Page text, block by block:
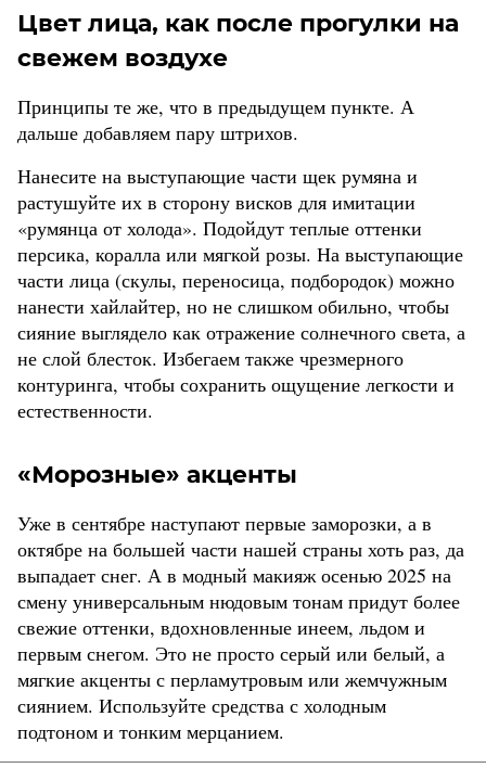
Цвет лица, как после прогулки на
свежем воздухе
Принципы те же, что в предыдущем пункте. А
дальше добавляем пару штрихов.
Нанесите на выступающие части щек румяна и
растушуйте их в сторону висков для имитации
«румянца от холода». Подойдут теплые оттенки
персика, коралла или мягкой розы. На выступающие
части лица (скулы, переносица, подбородок) можно
нанести хайлайтер, но не слишком обильно, чтобы
сияние выглядело как отражение солнечного света, а
не слой блесток. Избегаем также чрезмерного
контуринга, чтобы сохранить ощущение легкости и
естественности.
«Морозные» акценты
Уже в сентябре наступают первые заморозки, а в
октябре на большей части нашей страны хоть раз, да
выпадает снег. А в модный макияж осенью 2025 на
смену универсальным нюдовым тонам придут более
свежие оттенки, вдохновленные инеем, льдом и
первым снегом. Это не просто серый или белый, а
мягкие акценты с перламутровым или жемчужным
сиянием. Используйте средства с холодным
подтоном и тонким мерцанием.